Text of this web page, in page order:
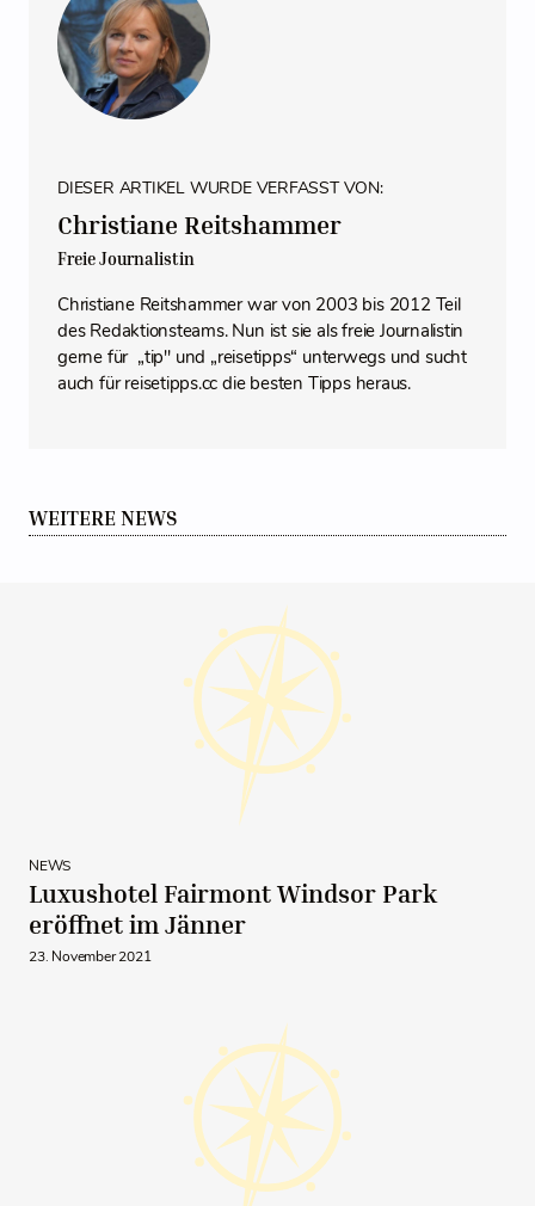
DIESER ARTIKEL WURDE VERFASST VON:
Christiane Reitshammer
Freie Journalistin
Christiane Reitshammer war von 2003 bis 2012 Teil
des Redaktionsteams. Nun ist sie als freie Journalistin
gerne für „tip" und „reisetipps“ unterwegs und sucht
auch für reisetipps.cc die besten Tipps heraus.
WEITERE NEWS
NEWS
Luxushotel Fairmont Windsor Park
eröffnet im Jänner
23. November 2021